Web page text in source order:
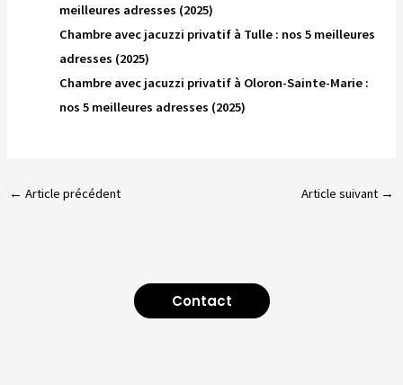
meilleures adresses (2025)
Chambre avec jacuzzi privatif à Tulle : nos 5 meilleures
adresses (2025)
Chambre avec jacuzzi privatif à Oloron-Sainte-Marie :
nos 5 meilleures adresses (2025)
← Article précédent Article suivant →
Contact